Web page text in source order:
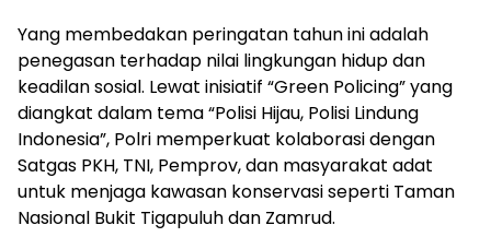
Yang membedakan peringatan tahun ini adalah
penegasan terhadap nilai lingkungan hidup dan
keadilan sosial. Lewat inisiatif “Green Policing” yang
diangkat dalam tema “Polisi Hijau, Polisi Lindung
Indonesia”, Polri memperkuat kolaborasi dengan
Satgas PKH, TNI, Pemprov, dan masyarakat adat
untuk menjaga kawasan konservasi seperti Taman
Nasional Bukit Tigapuluh dan Zamrud.